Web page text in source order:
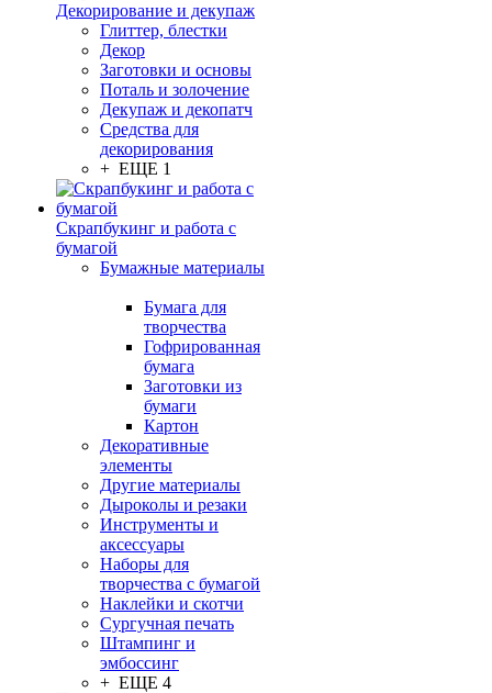
Декорирование и декупаж
Глиттер, блестки
Декор
Заготовки и основы
Поталь и золочение
Декупаж и декопатч
Средства для
декорирования
+ ЕЩЕ 1
Скрапбукинг и работа с
бумагой
Бумажные материалы
Бумага для
творчества
Гофрированная
бумага
Заготовки из
бумаги
Картон
Декоративные
элементы
Другие материалы
Дыроколы и резаки
Инструменты и
аксессуары
Наборы для
творчества с бумагой
Наклейки и скотчи
Сургучная печать
Штампинг и
эмбоссинг
+ ЕЩЕ 4